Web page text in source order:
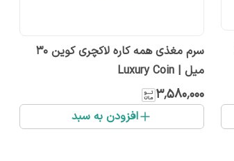
سرم مغذی همه کاره لاکچری کوین 30
میل | Luxury Coin
۳٬۵۸۰٬۰۰۰
افزودن به سبد